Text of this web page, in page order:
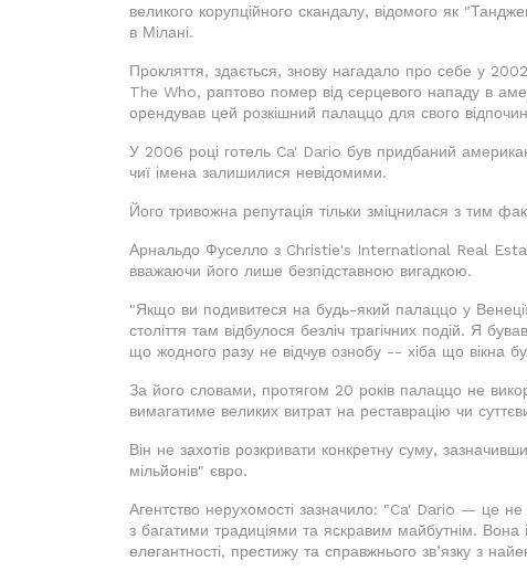
великого корупційного скандалу, відомого як
в Мілані.
Прокляття, здається, знову нагадало про себе у
The Who, раптово помер від серцевого нападу в
орендував цей розкішний палаццо для свого
У 2006 році готель Ca' Dario був придбаний
чиї імена залишилися невідомими.
Його тривожна репутація тільки зміцнилася з тим
Арнальдо Фуселло з Christie's International Real
вважаючи його лише безпідставною вигадкою.
"Якщо ви подивитеся на будь-який палаццо у
століття там відбулося безліч трагічних подій. Я
що жодного разу не відчув ознобу -- хіба що вікна
За його словами, протягом 20 років палаццо не
вимагатиме великих витрат на реставрацію чи
Він не захотів розкривати конкретну суму,
мільйонів" євро.
Агентство нерухомості зазначило: "Ca' Dario — це не
з багатими традиціями та яскравим майбутнім. Вона
елегантності, престижу та справжнього зв’язку з